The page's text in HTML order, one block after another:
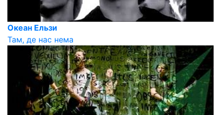
Океан Ельзи
Там, де нас нема